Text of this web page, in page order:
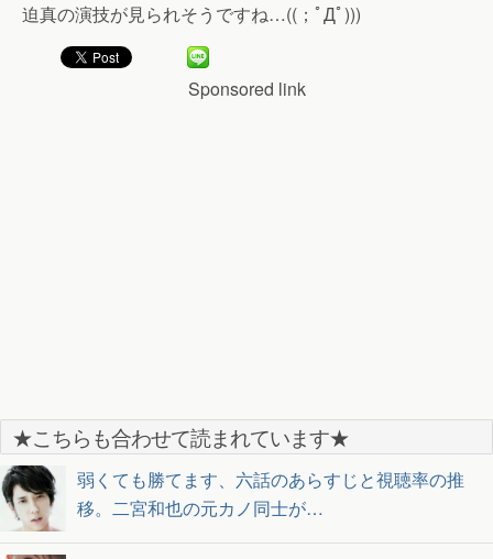
迫真の演技が見られそうですね…((；ﾟДﾟ)))
Sponsored link
★こちらも合わせて読まれています★
弱くても勝てます、六話のあらすじと視聴率の推
移。二宮和也の元カノ同士が…